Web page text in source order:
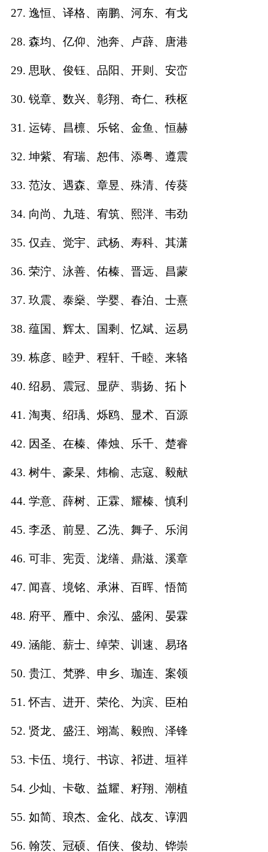
27. 逸恒、译格、南鹏、河东、有戈
28. 森均、亿仰、池奔、卢薜、唐港
29. 思耿、俊钰、品阳、开则、安峦
30. 锐章、数兴、彰翔、奇仁、秩枢
31. 运铸、昌檩、乐铭、金鱼、恒赫
32. 坤紫、宥瑞、恕伟、添粤、遵震
33. 范汝、遇森、章昱、殊清、传葵
34. 向尚、九琏、宥筑、熙泮、韦劲
35. 仅垚、觉宇、武杨、寿科、其潇
36. 荣泞、泳善、佑榛、晋远、昌蒙
37. 玖震、泰燊、学婴、春泊、士熹
38. 蕴国、辉太、国剩、忆斌、运易
39. 栋彦、睦尹、程轩、千睦、来辂
40. 绍易、震冠、显萨、翡扬、拓卜
41. 淘夷、绍瑀、烁鸥、显术、百源
42. 因圣、在榛、俸烛、乐千、楚睿
43. 树牛、豪杲、炜榆、志寇、毅献
44. 学意、薛树、正霖、耀榛、慎利
45. 李丞、前昱、乙洗、舞子、乐润
46. 可非、宪贡、泷缮、鼎滋、溪章
47. 闻喜、境铭、承淋、百晖、悟简
48. 府平、雁中、余泓、盛闲、晏霖
49. 涵能、薪士、绰荣、训速、易珞
50. 贵江、梵骅、申乡、珈连、案领
51. 怀吉、进开、荣伦、为滨、臣柏
52. 贤龙、盛汪、翊嵩、毅煦、泽锋
53. 卡伍、境行、书谅、祁进、垣祥
54. 少灿、卡敬、益耀、籽翔、潮植
55. 如简、琅杰、金化、战友、谆泗
56. 翰茨、冠硕、佰侠、俊劫、铧崇